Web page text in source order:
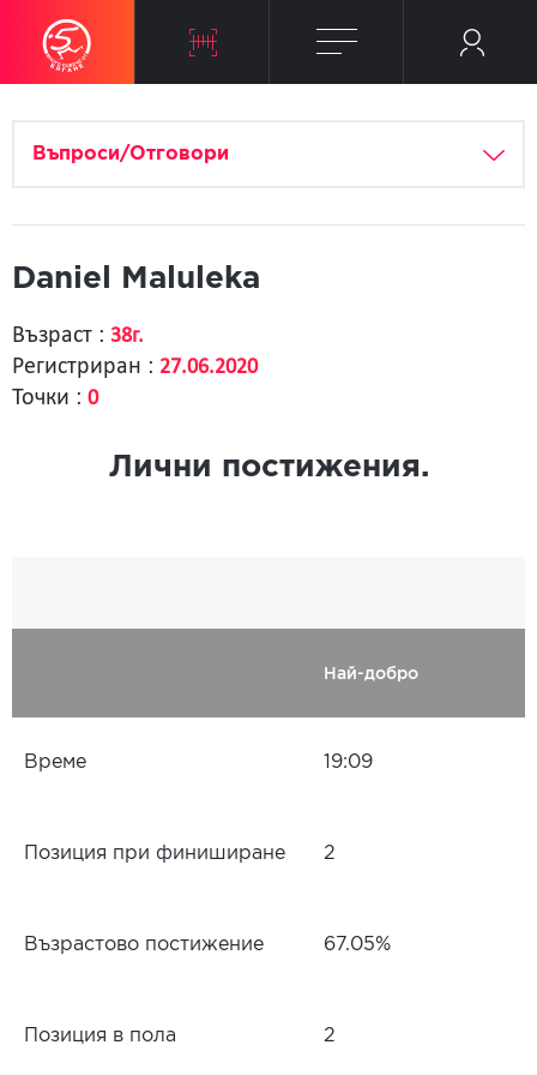
Въпроси/Отговори
Daniel Maluleka
Възраст : 38г.
Регистриран : 27.06.2020
Точки : 0
Лични постижения.
Най-добро
Време 19:09
Позиция при финиширане 2
Възрастово постижение 67.05%
Позиция в пола 2